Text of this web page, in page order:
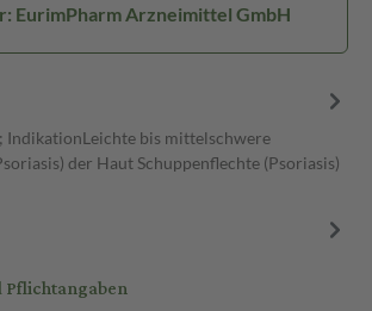
EurimPharm Arzneimittel GmbH
IndikationLeichte bis mittelschwere
der Haut Schuppenflechte (Psoriasis)